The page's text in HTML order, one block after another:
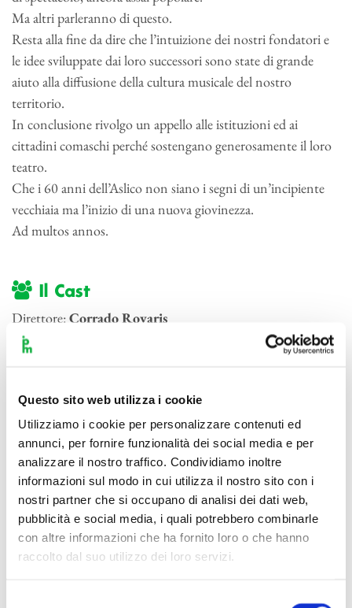
Questo sito web utilizza i cookie
Utilizziamo i cookie per personalizzare contenuti ed
annunci, per fornire funzionalità dei social media e per
analizzare il nostro traffico. Condividiamo inoltre
informazioni sul modo in cui utilizza il nostro sito con i
nostri partner che si occupano di analisi dei dati web,
pubblicità e social media, i quali potrebbero combinarle
con altre informazioni che ha fornito loro o che hanno
raccolto dal suo utilizzo dei loro servizi.
Ma altri parleranno di questo.
Resta alla fine da dire che l’intuizione dei nostri fondatori e
le idee sviluppate dai loro successori sono state di grande
aiuto alla diffusione della cultura musicale del nostro
territorio.
In conclusione rivolgo un appello alle istituzioni ed ai
cittadini comaschi perché sostengano generosamente il loro
teatro.
Che i 60 anni dell’Aslico non siano i segni di un’incipiente
vecchiaia ma l’inizio di una nuova giovinezza.
Ad multos annos.
Il Cast
Direttore:Corrado Rovaris
Pianoforte: